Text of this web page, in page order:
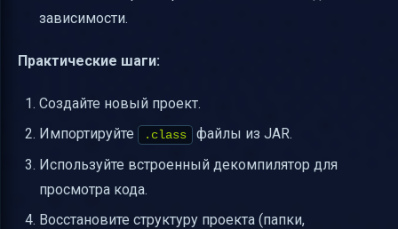
зависимости.
Практические шаги:
Создайте новый проект.
Импортируйте
.class
файлы из JAR.
Используйте встроенный декомпилятор для
просмотра кода.
Восстановите структуру проекта (папки,